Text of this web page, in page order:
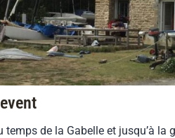
temps de la Gabelle et jusqu’à